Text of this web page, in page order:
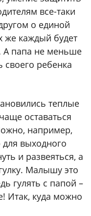
все-таки
о единой
же каждый будет
А папа не меньше
ребенка
теплые
оставаться
например,
выходного
и развеяться, а
Малышу это
гулять с папой –
Итак, куда можно